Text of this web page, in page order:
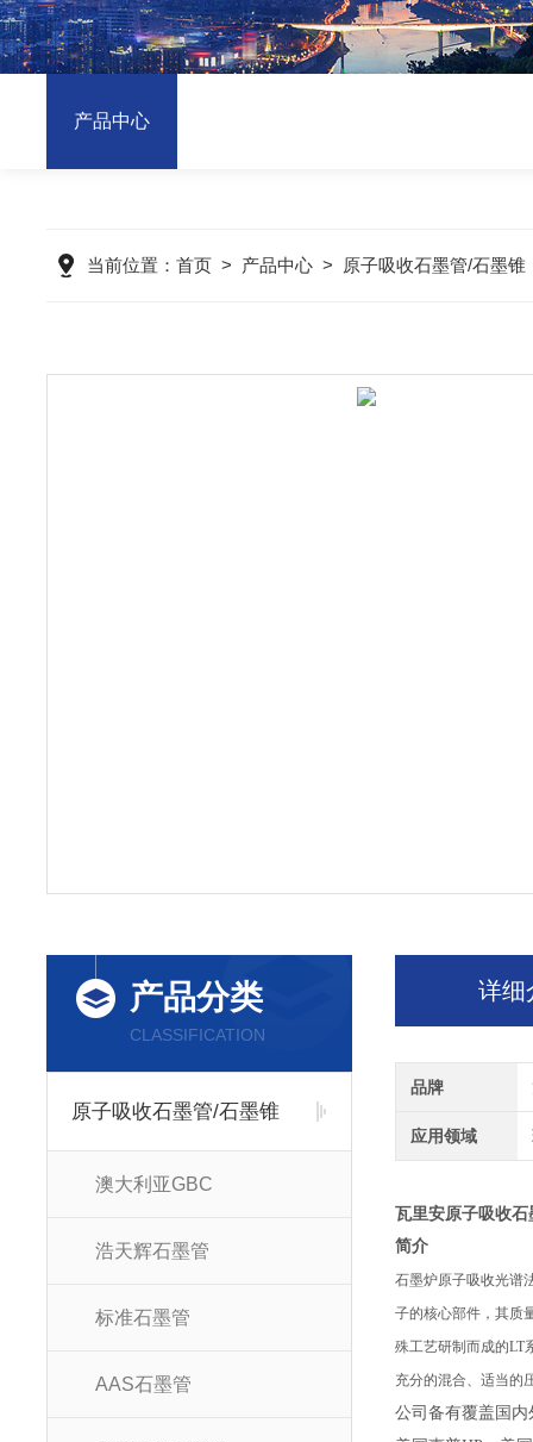
产品中心
当前位置： 首页 > 产品中心 > 原子吸收石墨管/石墨锥
产品分类
CLASSIFICATION
原子吸收石墨管/石墨锥
澳大利亚GBC
浩天辉石墨管
标准石墨管
AAS石墨管
详细
品牌
应用领域
瓦里安原子吸收石
简
石墨炉原子吸收光谱
子的核心部件，其质
殊工艺研制而成的LT
充分的混合、适当的
公司备有覆盖国内